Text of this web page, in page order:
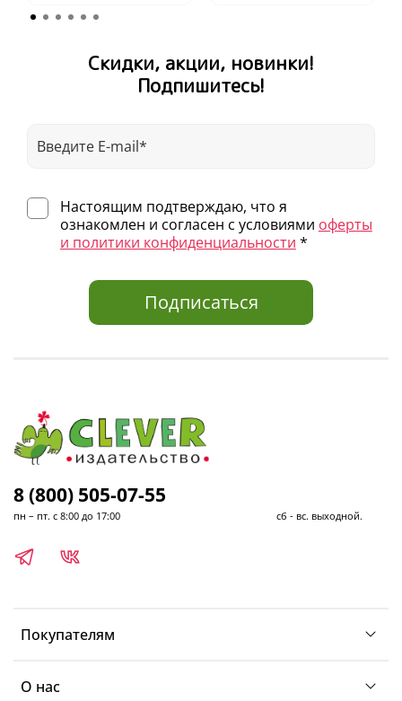
Скидки, акции, новинки!
Подпишитесь!
Настоящим подтверждаю, что я
ознакомлен и согласен с условиями оферты
и политики конфиденциальности *
Подписаться
Покупателям
О нас
8 (800) 505-07-55
пн – пт. с 8:00 до 17:00 сб - вс. выходной.